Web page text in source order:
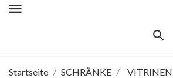
menu
Startseite SCHRÄNKE VITRINEN